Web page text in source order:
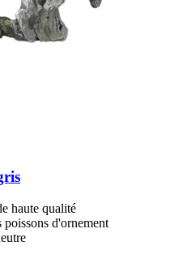
haute qualité
poissons d'ornement